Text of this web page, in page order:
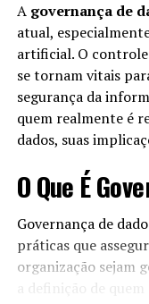
A governança de
atual,
artificial. O controle
se tornam vitais
segurança da
quem realmente é
dados, suas
O Que É
Governança de
práticas que
organização sejam